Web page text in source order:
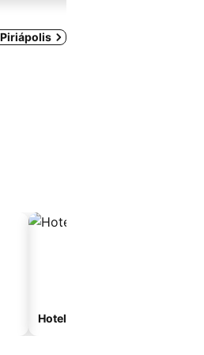
Hoteles de playa